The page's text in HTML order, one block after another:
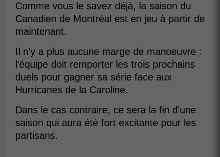
Comme vous le savez déjà, la saison du
Canadien de Montréal est en jeu à partir de
maintenant.
Il n'y a plus aucune marge de manoeuvre :
l'équipe doit remporter les trois prochains
duels pour gagner sa série face aux
Hurricanes de la Caroline.
Dans le cas contraire, ce sera la fin d'une
saison qui aura été fort excitante pour les
partisans.